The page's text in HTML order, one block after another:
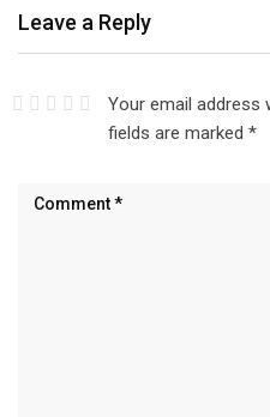
Leave a Reply
Your email address
fields are marked *